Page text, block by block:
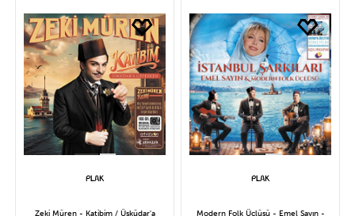
Zeki Müren - Katibim / Üsküdar'a Modern Folk Üçlüsü - Emel Sayın -